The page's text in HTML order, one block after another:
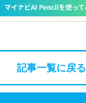
記事一覧に戻る